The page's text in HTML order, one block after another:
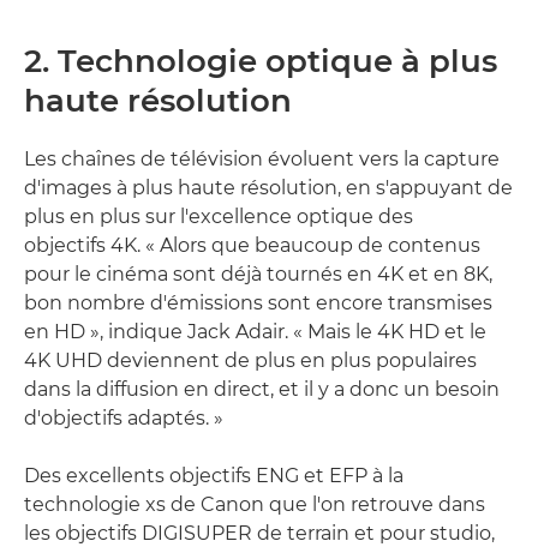
2. Technologie optique à plus
haute résolution
Les chaînes de télévision évoluent vers la capture
d'images à plus haute résolution, en s'appuyant de
plus en plus sur l'excellence optique des
objectifs 4K. « Alors que beaucoup de contenus
pour le cinéma sont déjà tournés en 4K et en 8K,
bon nombre d'émissions sont encore transmises
en HD », indique Jack Adair. « Mais le 4K HD et le
4K UHD deviennent de plus en plus populaires
dans la diffusion en direct, et il y a donc un besoin
d'objectifs adaptés. »
Des excellents objectifs ENG et EFP à la
technologie xs de Canon que l'on retrouve dans
les objectifs DIGISUPER de terrain et pour studio,